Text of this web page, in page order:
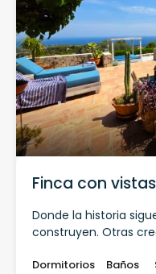
Finca con
Donde la historia
construyen. Otras
Dormitorios
Baños